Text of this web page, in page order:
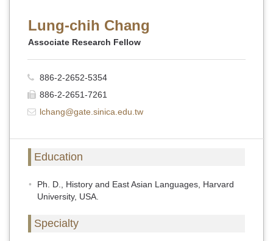
Lung-chih Chang
Associate Research Fellow
886-2-2652-5354
886-2-2651-7261
lchang@gate.sinica.edu.tw
Education
Ph. D., History and East Asian Languages, Harvard
University, USA.
Specialty